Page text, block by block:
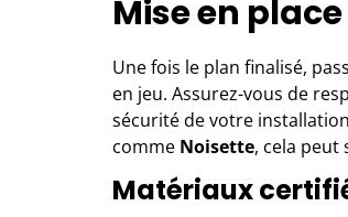
Mise en
Une fois le plan finalisé,
en jeu. Assurez-vous de
sécurité de votre
comme Noisette, cela peut
Matériaux